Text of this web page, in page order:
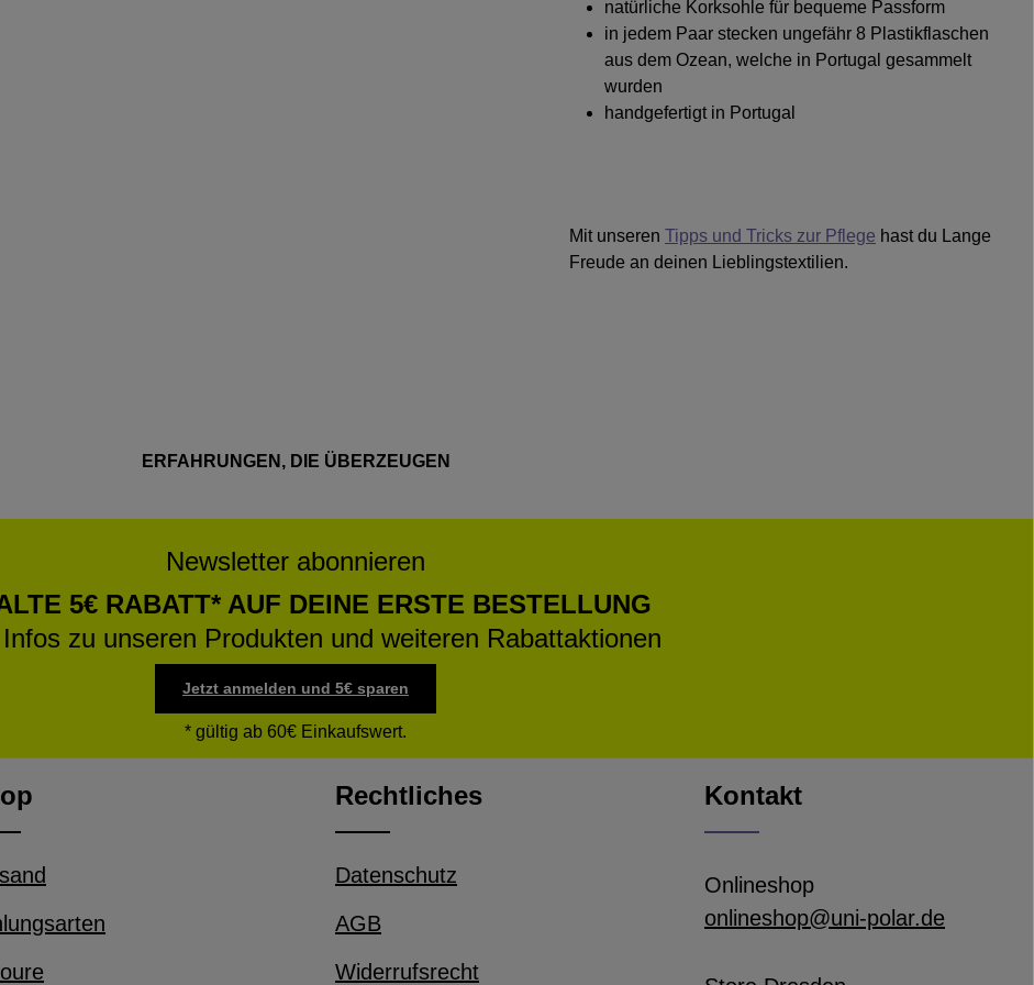
natürliche Korksohle für bequeme Passform
in jedem Paar stecken ungefähr 8 Plastikflaschen
aus dem Ozean, welche in Portugal gesammelt
wurden
handgefertigt in Portugal
Mit unseren Tipps und Tricks zur Pflege hast du Lange
Freude an deinen Lieblingstextilien.
ERFAHRUNGEN, DIE ÜBERZEUGEN
Newsletter abonnieren
5€ RABATT* AUF DEINE ERSTE BESTELLUNG
zu unseren Produkten und weiteren Rabattaktionen
Jetzt anmelden und 5€ sparen
* gültig ab 60€ Einkaufswert.
Rechtliches
Datenschutz
AGB
Widerrufsrecht
Kontakt
Onlineshop
onlineshop@uni-polar.de